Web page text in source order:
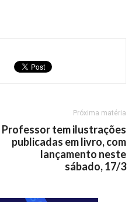
Próxima matéria
Professor tem ilustrações
publicadas em livro, com
lançamento neste
sábado, 17/3